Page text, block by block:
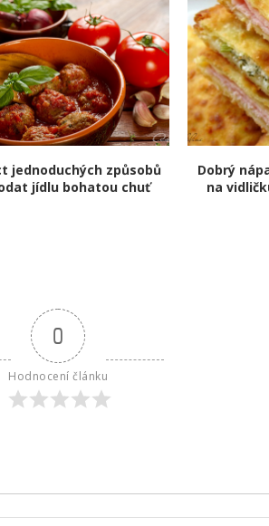
jednoduchých způsobů
jídlu bohatou chuť
Dobrý
na
0
Hodnocení článku